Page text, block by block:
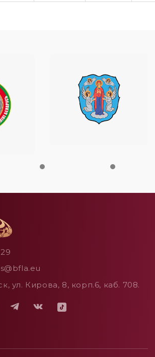
ул. Кирова, 8, корп.6, каб. 708.